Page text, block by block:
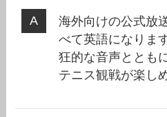
海外向けの公式放
べて英語になりま
狂的な音声ととも
テニス観戦が楽し